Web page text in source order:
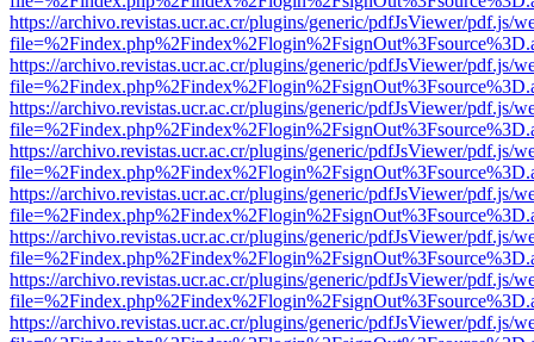
https://archivo.revistas.ucr.ac.cr/plugins/generic/pdfJsViewer/pdf.js/
https://archivo.revistas.ucr.ac.cr/plugins/generic/pdfJsViewer/pdf.js/
https://archivo.revistas.ucr.ac.cr/plugins/generic/pdfJsViewer/pdf.js/
https://archivo.revistas.ucr.ac.cr/plugins/generic/pdfJsViewer/pdf.js/
https://archivo.revistas.ucr.ac.cr/plugins/generic/pdfJsViewer/pdf.js/
https://archivo.revistas.ucr.ac.cr/plugins/generic/pdfJsViewer/pdf.js/
https://archivo.revistas.ucr.ac.cr/plugins/generic/pdfJsViewer/pdf.js/
https://archivo.revistas.ucr.ac.cr/plugins/generic/pdfJsViewer/pdf.js/